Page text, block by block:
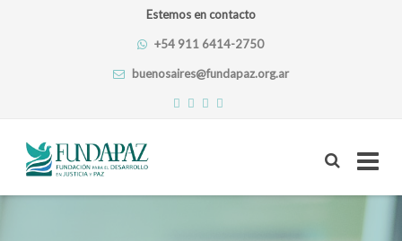
Estemos en contacto
+54 911 6414-2750
buenosaires@fundapaz.org.ar
Skip